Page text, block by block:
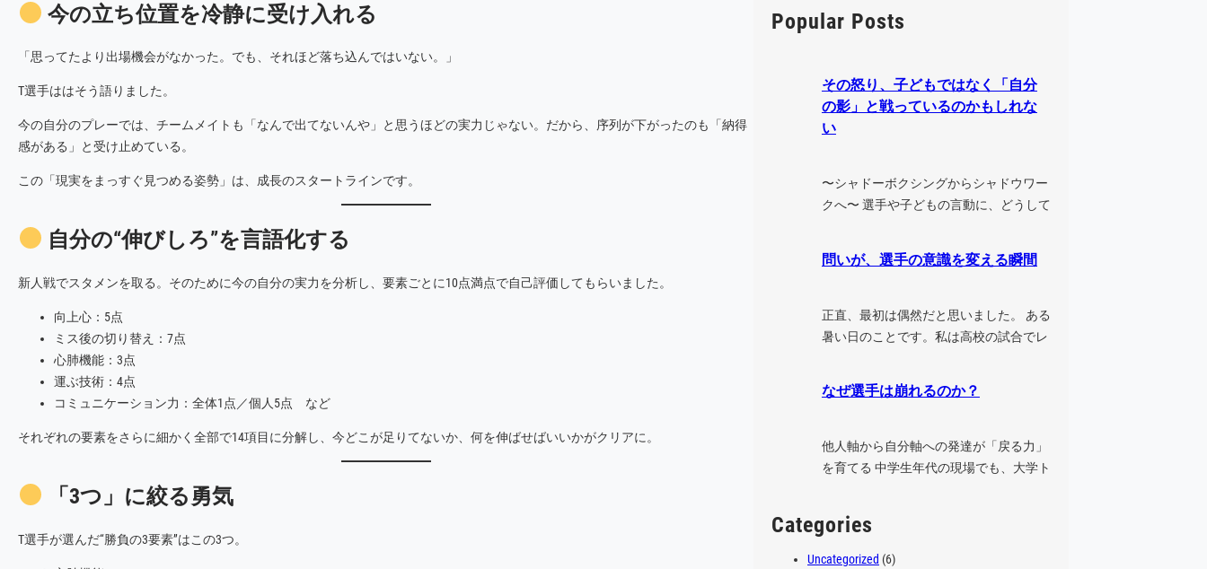
今の立ち位置を冷静に受け入れる
「思ってたより出場機会がなかった。でも、それほど落ち込んではいない。」
T選手ははそう語りました。
今の自分のプレーでは、チームメイトも「なんで出てないんや」と思うほどの実力じゃない。だから、序列が下がったのも「納得
感がある」と受け止めている。
この「現実をまっすぐ見つめる姿勢」は、成長のスタートラインです。
自分の“伸びしろ”を言語化する
新人戦でスタメンを取る。そのために今の自分の実力を分析し、要素ごとに10点満点で自己評価してもらいました。
向上心：5点
ミス後の切り替え：7点
心肺機能：3点
運ぶ技術：4点
コミュニケーション力：全体1点／個人5点 など
それぞれの要素をさらに細かく全部で14項目に分解し、今どこが足りてないか、何を伸ばせばいいかがクリアに。
「3つ」に絞る勇気
T選手が選んだ“勝負の3要素”はこの3つ。
r
cPopular Posts
その怒り、子どもではなく「自分
の影」と戦っているのかもしれな
い
〜シャドーボクシングからシャドウワー
クへ〜 選手や子どもの言動に、どうして
問いが、選手の意識を変える瞬間
正直、最初は偶然だと思いました。 ある
暑い日のことです。私は高校の試合でレ
なぜ選手は崩れるのか？
他人軸から自分軸への発達が「戻る力」
を育てる 中学生年代の現場でも、大学ト
Categories
Uncategorized (6)